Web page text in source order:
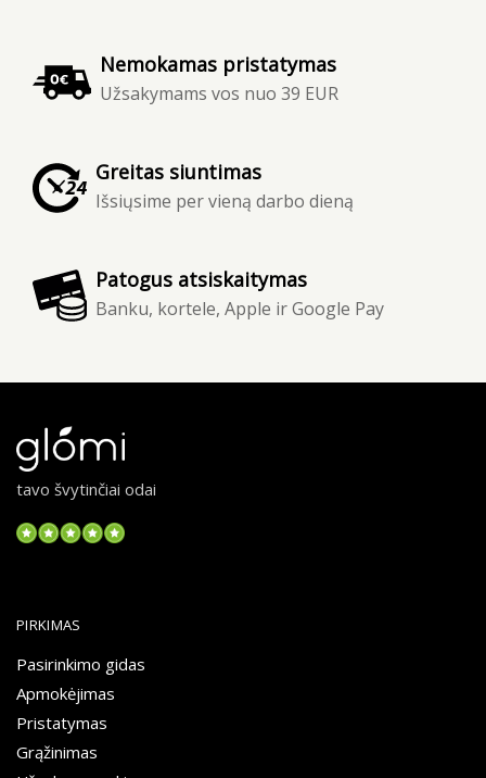
Nemokamas pristatymas
Užsakymams vos nuo 39 EUR
Greitas siuntimas
Išsiųsime per vieną darbo dieną
Patogus atsiskaitymas
Banku, kortele, Apple ir Google Pay
tavo švytinčiai odai
PIRKIMAS
Pasirinkimo gidas
Apmokėjimas
Pristatymas
Grąžinimas